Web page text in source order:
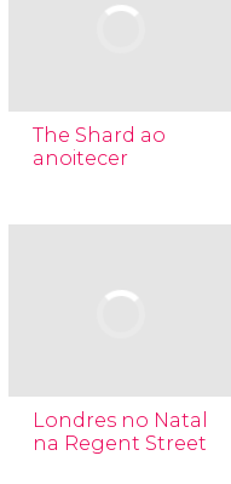
The Shard ao
anoitecer
Londres no Natal
na Regent Street